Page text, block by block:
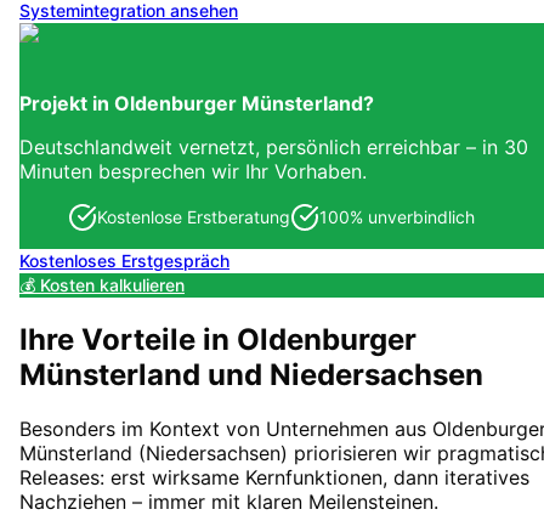
Systemintegration ansehen
Projekt in Oldenburger Münsterland?
Deutschlandweit vernetzt, persönlich erreichbar – in 30
Minuten besprechen wir Ihr Vorhaben.
Kostenlose Erstberatung 100% unverbindlich
Kostenloses Erstgespräch
💰 Kosten kalkulieren
Ihre Vorteile in Oldenburger
Münsterland und Niedersachsen
Besonders im Kontext von Unternehmen aus
Münsterland (Niedersachsen) priorisieren wir
Releases: erst wirksame Kernfunktionen, dann iteratives
Nachziehen – immer mit klaren Meilensteinen.